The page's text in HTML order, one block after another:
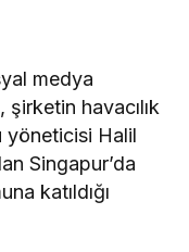
medya
şirketin havacılık
yöneticisi Halil
Singapur’da
katıldığı